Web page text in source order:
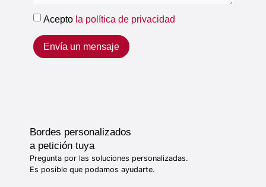
Acepto la política de privacidad
Envía un mensaje
Bordes personalizados
a petición tuya
Pregunta por las soluciones personalizadas.
Es posible que podamos ayudarte.